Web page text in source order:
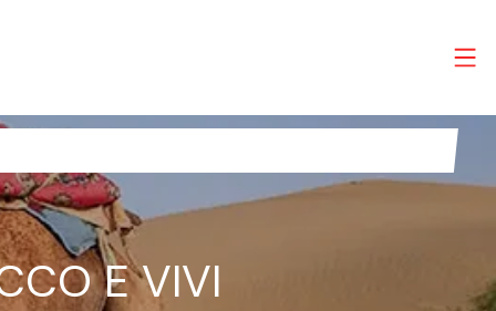
E VIVI